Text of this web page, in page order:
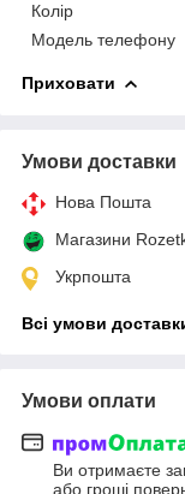
Колір
Модель телефону
Приховати
Умови доставки
Нова Пошта
Магазини
Укрпошта
Всі умови
Умови оплати
Ви отримаєте
або гроші